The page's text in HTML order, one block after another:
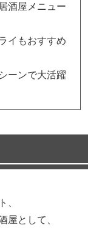
酒屋メニュー
イもおすすめ
ーンで大活躍
として、